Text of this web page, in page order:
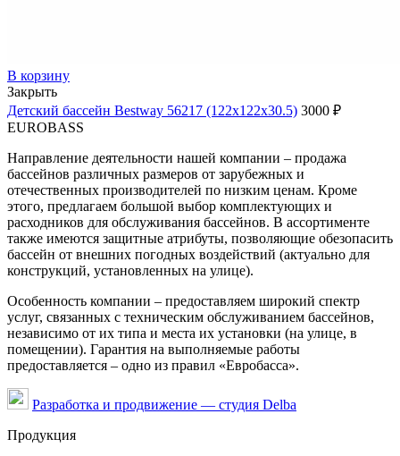
В корзину
Закрыть
Детский бассейн Bestway 56217 (122х122х30.5) 3000 ₽
EUROBASS
Направление деятельности нашей компании – продажа
бассейнов различных размеров от зарубежных и
отечественных производителей по низким ценам. Кроме
этого, предлагаем большой выбор комплектующих и
расходников для обслуживания бассейнов. В ассортименте
также имеются защитные атрибуты, позволяющие обезопасить
бассейн от внешних погодных воздействий (актуально для
конструкций, установленных на улице).
Особенность компании – предоставляем широкий спектр
услуг, связанных с техническим обслуживанием бассейнов,
независимо от их типа и места их установки (на улице, в
помещении). Гарантия на выполняемые работы
предоставляется – одно из правил «Евробасса».
Разработка и продвижение — студия Delba
Продукция